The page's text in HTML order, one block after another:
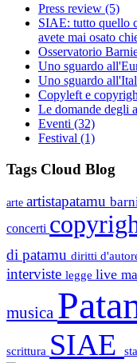
Press review (5)
SIAE: tutto quello
avete mai osato
Osservatorio
Uno sguardo
Uno sguardo
Copyleft e
Le domande degli
Eventi (32)
Festival (1)
Tags Cloud Blog
arte artistapatamu
concerti
di patamu diritti
interviste legge live
musica
scrittura SIAE